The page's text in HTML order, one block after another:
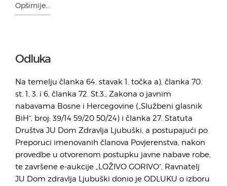
Opširnije...
Odluka
Na temelju članka 64. stavak 1. točka a), članka 70.
st. 1, 3. i 6, članka 72. St.3., Zakona o javnim
nabavama Bosne i Hercegovine („Službeni glasnik
BiH“, broj: 39/14 59/20 50/24) i članka 27. Statuta
Društva JU Dom Zdravlja Ljubuški, a postupajući po
Preporuci imenovanih članova Povjerenstva, nakon
provedbe u otvorenom postupku javne nabave robe,
te završene e-aukcije „LOŽIVO GORIVO“, Ravnatelj
JU Dom zdravlja Ljubuški donio je ODLUKU o izboru